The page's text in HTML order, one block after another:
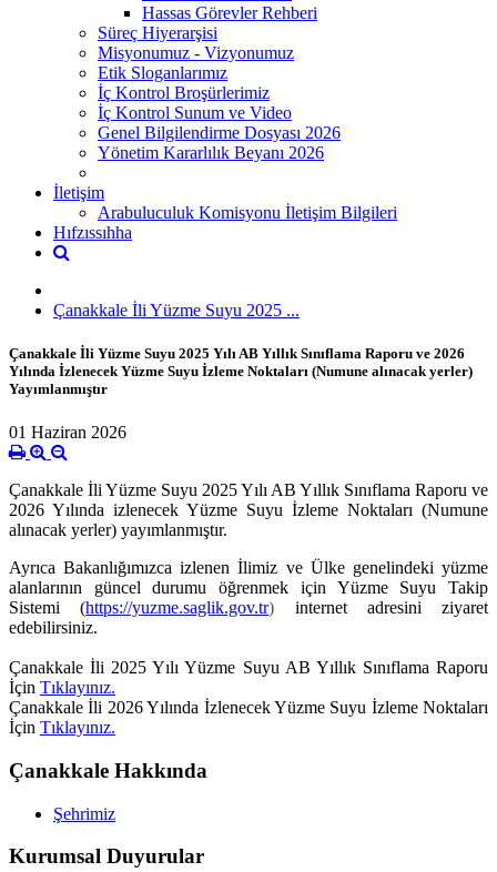
Hassas Görevler Rehberi
Süreç Hiyerarşisi
Misyonumuz - Vizyonumuz
Etik Sloganlarımız
İç Kontrol Broşürlerimiz
İç Kontrol Sunum ve Video
Genel Bilgilendirme Dosyası 2026
Yönetim Kararlılık Beyanı 2026
İletişim
Arabuluculuk Komisyonu İletişim Bilgileri
Hıfzıssıhha
Çanakkale İli Yüzme Suyu 2025 ...
Çanakkale İli Yüzme Suyu 2025 Yılı AB Yıllık Sınıflama Raporu ve 2026
Yılında İzlenecek Yüzme Suyu İzleme Noktaları (Numune alınacak yerler)
Yayımlanmıştır
01 Haziran 2026
Çanakkale İli Yüzme Suyu 2025 Yılı AB Yıllık Sınıflama Raporu ve
2026 Yılında izlenecek Yüzme Suyu İzleme Noktaları (Numune
alınacak yerler) yayımlanmıştır.
Ayrıca Bakanlığımızca izlenen İlimiz ve Ülke genelindeki yüzme
alanlarının güncel durumu öğrenmek için Yüzme Suyu Takip
Sistemi (https://yuzme.saglik.gov.tr) internet adresini ziyaret
edebilirsiniz.
Çanakkale İli 2025 Yılı Yüzme Suyu AB Yıllık Sınıflama Raporu
İçin Tıklayınız.
Çanakkale İli 2026 Yılında İzlenecek Yüzme Suyu İzleme Noktaları
İçin Tıklayınız.
Çanakkale Hakkında
Şehrimiz
Kurumsal Duyurular